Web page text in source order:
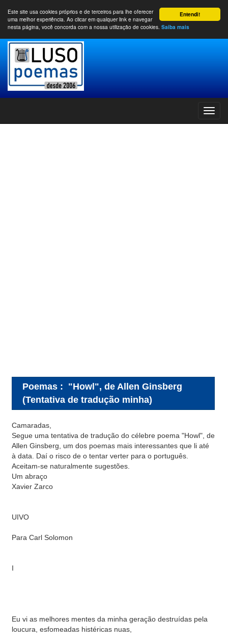
Entendi!
Este site usa cookies próprios e de terceiros para lhe oferecer
uma melhor experiência. Ao clicar em qualquer link e navegar
nesta página, você concorda com a nossa utilização de cookies. Saiba mais
Poemas : "Howl", de Allen Ginsberg
(Tentativa de tradução minha)
Camaradas,
Segue uma tentativa de tradução do célebre poema "Howl", de
Allen Ginsberg, um dos poemas mais interessantes que li até
à data. Daí o risco de o tentar verter para o português.
Aceitam-se naturalmente sugestões.
Um abraço
Xavier Zarco
UIVO
Para Carl Solomon
I
Eu vi as melhores mentes da minha geração destruídas pela
loucura, esfomeadas histéricas nuas,